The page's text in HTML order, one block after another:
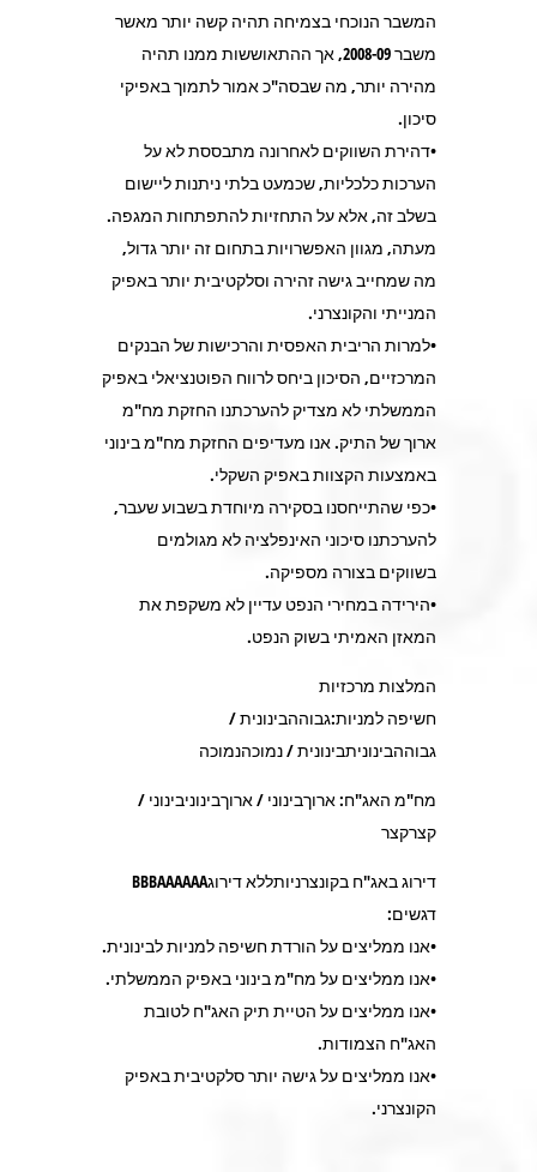
המשבר הנוכחי בצמיחה תהיה קשה יותר מאשר
משבר 2008-09, אך ההתאוששות ממנו תהיה
מהירה יותר, מה שבסה"כ אמור לתמוך באפיקי
סיכון.
•דהירת השווקים לאחרונה מתבססת לא על
הערכות כלכליות, שכמעט בלתי ניתנות ליישום
בשלב זה, אלא על התחזיות להתפתחות המגפה.
מעתה, מגוון האפשרויות בתחום זה יותר גדול,
מה שמחייב גישה זהירה וסלקטיבית יותר באפיק
המנייתי והקונצרני.
•למרות הריבית האפסית והרכישות של הבנקים
המרכזיים, הסיכון ביחס לרווח הפוטנציאלי באפיק
הממשלתי לא מצדיק להערכתנו החזקת מח"מ
ארוך של התיק. אנו מעדיפים החזקת מח"מ בינוני
באמצעות הקצוות באפיק השקלי.
•כפי שהתייחסנו בסקירה מיוחדת בשבוע שעבר,
להערכתנו סיכוני האינפלציה לא מגולמים
בשווקים בצורה מספיקה.
•הירידה במחירי הנפט עדיין לא משקפת את
המאזן האמיתי בשוק הנפט.
המלצות מרכזיות
חשיפה למניות:גבוההבינונית /
גבוההבינוניתבינונית / נמוכהנמוכה
מח"מ האג"ח: ארוךבינוני / ארוךבינוניבינוני /
קצרקצר
דירוג באג"ח בקונצרניותללא דירוגBBBAAAAAA
דגשים:
•אנו ממליצים על הורדת חשיפה למניות לבינונית.
•אנו ממליצים על מח"מ בינוני באפיק הממשלתי.
•אנו ממליצים על הטיית תיק האג"ח לטובת
האג"ח הצמודות.
•אנו ממליצים על גישה יותר סלקטיבית באפיק
הקונצרני.